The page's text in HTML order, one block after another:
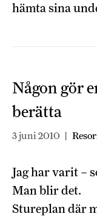
hämta sina
Någon gör
berätta
3 juni 2010 |
Jag har varit –
Man blir det.
Stureplan där